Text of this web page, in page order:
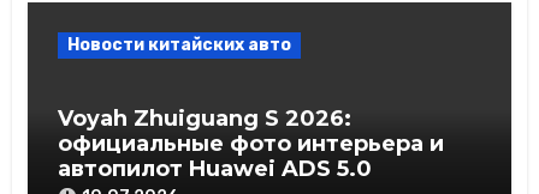
Новости китайских авто
Voyah Zhuiguang S 2026:
официальные фото интерьера и
автопилот Huawei ADS 5.0